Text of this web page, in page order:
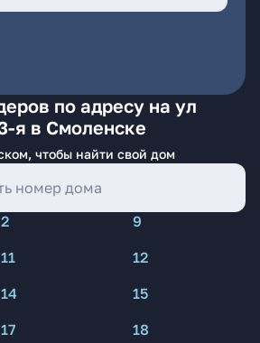
по адресу на ул
я в Смоленске
чтобы найти свой дом
2
9
11
12
14
15
17
18